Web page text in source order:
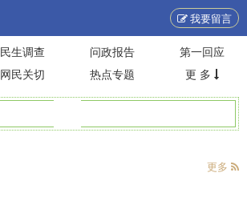
我要留言
民生调查 问政报告
第一回应
网民关切 热点专题 更 多
更多